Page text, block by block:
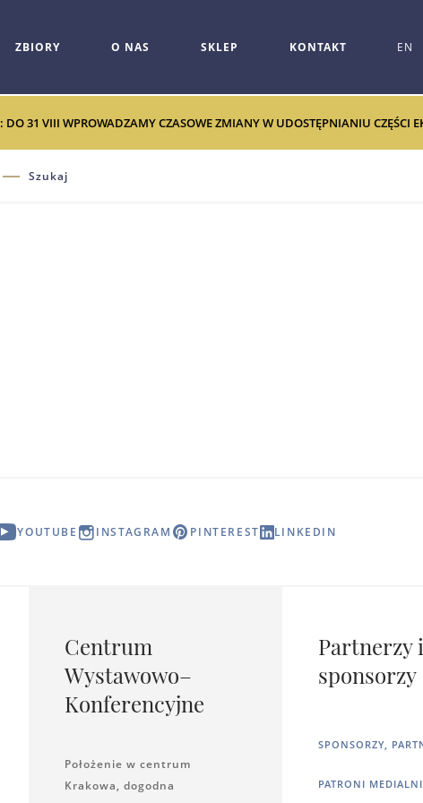
ZBIORY O NAS SKLEP KONTAKT EN
31 VIII WPROWADZAMY CZASOWE ZMIANY W UDOSTĘPNIANIU CZĘŚCI
Szukaj
YOUTUBE INSTAGRAM PINTEREST LINKEDIN
Centrum
Wystawowo–
Konferencyjne
Położenie w centrum
Krakowa, dogodna
Partnerzy i
sponsorzy
SPONSORZY,
PATRONI MEDIALNI